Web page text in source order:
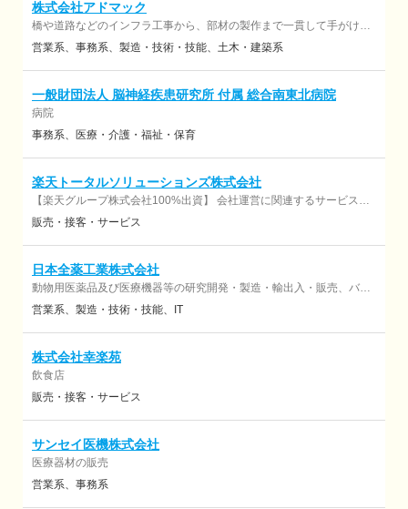
早期にプロとして活躍できる仕組みを構築しています。地域の空き家
問題を解決し、街の未来をデザインする、やりがいのある仕事です。
株式会社アドマック
橋や道路などのインフラ工事から、部材の製作まで一貫して手がける
総合建設会社です。 ・橋梁工事（新設／耐震補強／補修） ・土木工
営業系 事務系 製造・技術・技能 土木・建築系
一般財団法人 脳神経疾患研究所 付属 総合南東北病院
病院
事務系
医療・介護・福祉・保育
楽天トータルソリューションズ株式会社
【楽天グループ株式会社100%出資】 会社運営に関連するサービスの
企画や立ち上げ、コンサルティング、現場オペレーションのマネジメ
ケージの提供
販売・接客・サービス
日本全薬工業株式会社
動物用医薬品及び医療機器等の研究開発・製造・輸出入・販売、バイ
オ原薬受託製造
営業系 製造・技術・技能 IT
株式会社幸楽苑
飲食店
販売・接客・サービス
サンセイ医機株式会社
医療器材の販売
営業系
事務系